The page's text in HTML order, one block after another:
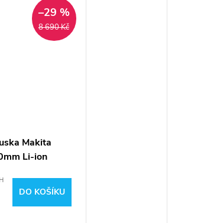
8 690 Kč
–29 %
Makita
Li-ion
DO KOŠÍKU